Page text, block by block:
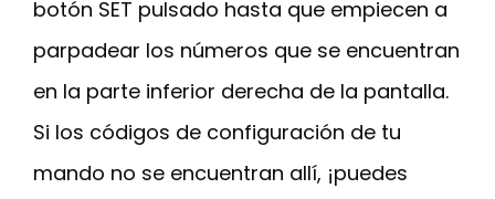
botón SET pulsado hasta que empiecen a
parpadear los números que se encuentran
en la parte inferior derecha de la pantalla.
Si los códigos de configuración de tu
mando no se encuentran allí, ¡puedes